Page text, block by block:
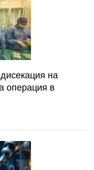
на
операция в